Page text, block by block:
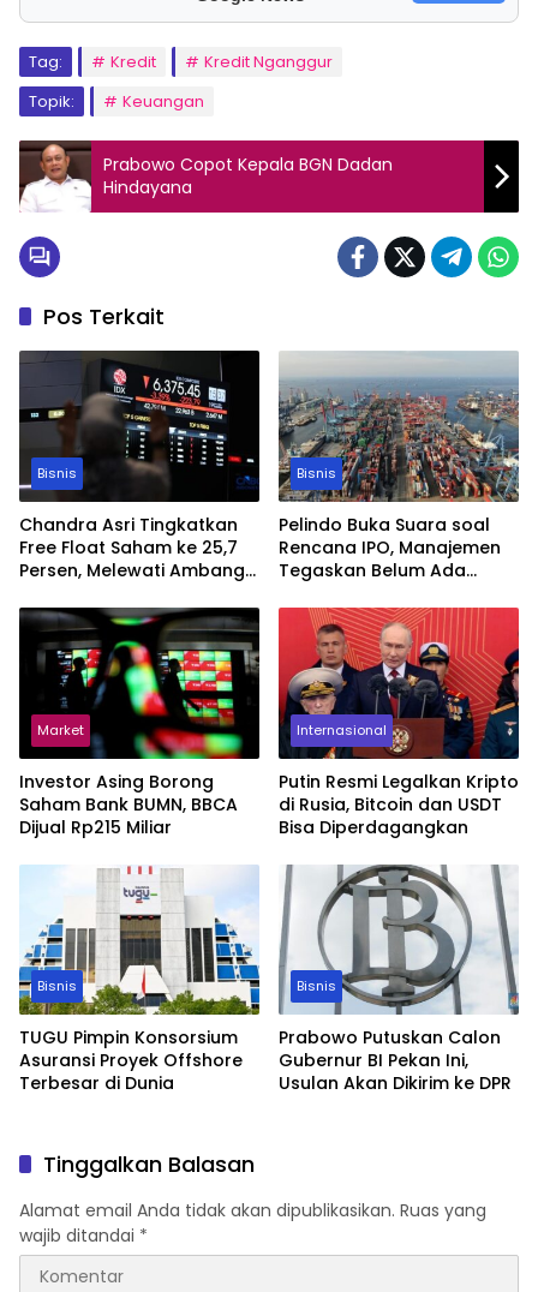
Tag: Kredit
Kredit Nganggur
Topik:
Keuangan
Prabowo Copot Kepala BGN Dadan
Hindayana
Pos Terkait
Bisnis
Chandra Asri Tingkatkan
Free Float Saham ke 25,7
Persen, Melewati Ambang
Bisnis
Pelindo Buka Suara soal
Rencana IPO, Manajemen
Tegaskan Belum Ada
Market
Investor Asing Borong
Saham Bank BUMN, BBCA
Dijual Rp215 Miliar
Internasional
Putin Resmi Legalkan Kripto
di Rusia, Bitcoin dan USDT
Bisa Diperdagangkan
Bisnis
TUGU Pimpin Konsorsium
Asuransi Proyek Offshore
Terbesar di Dunia
Bisnis
Prabowo Putuskan Calon
Gubernur BI Pekan Ini,
Usulan Akan Dikirim ke DPR
Tinggalkan Balasan
Alamat email Anda tidak akan dipublikasikan. Ruas yang
wajib ditandai *